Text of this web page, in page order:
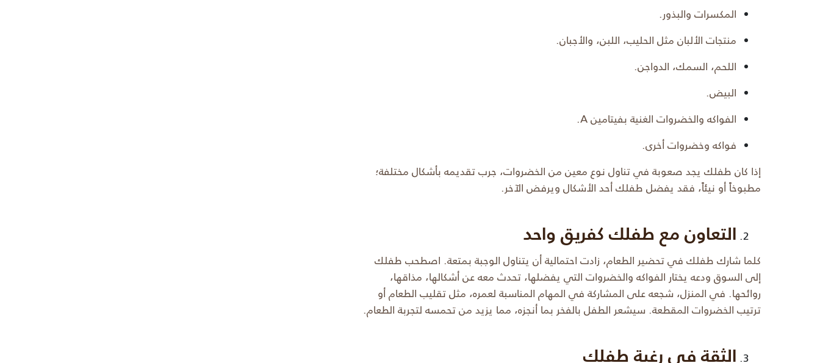
المكسرات والبذور.
منتجات الألبان مثل الحليب، اللبن، والأجبان.
اللحم، السمك، الدواجن.
البيض.
الفواكه والخضروات الغنية بفيتامين A.
فواكه وخضروات أخرى.
إذا كان طفلك يجد صعوبة في تناول نوع معين من الخضروات، جرب تقديمه بأشكال مختلفة؛
مطبوخاً أو نيئاً، فقد يفضل طفلك أحد الأشكال ويرفض الآخر.
التعاون مع طفلك كفريق واحد
كلما شارك طفلك في تحضير الطعام، زادت احتمالية أن يتناول الوجبة بمتعة. اصطحب طفلك
إلى السوق ودعه يختار الفواكه والخضروات التي يفضلها، تحدث معه عن أشكالها، مذاقها،
روائحها. في المنزل، شجعه على المشاركة في المهام المناسبة لعمره، مثل تقليب الطعام أو
ترتيب الخضروات المقطعة. سيشعر الطفل بالفخر بما أنجزه، مما يزيد من تحمسه لتجربة الطعام.
الثقة في رغبة طفلك